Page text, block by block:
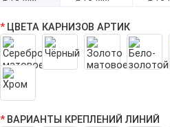
ЦВЕТА КАРНИЗОВ АРТИК
ВАРИАНТЫ КРЕПЛЕНИЙ ЛИНИЙ